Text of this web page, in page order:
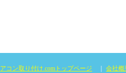
コン取り付け.comトップページ 会社概